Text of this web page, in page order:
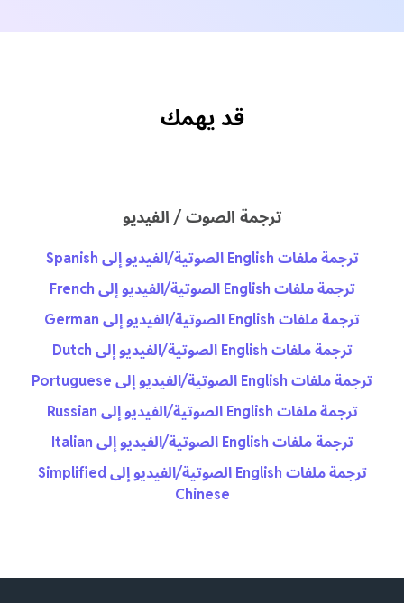
قد يهمك
ترجمة الصوت / الفيديو
ترجمة ملفات English الصوتية/الفيديو إلى Spanish
ترجمة ملفات English الصوتية/الفيديو إلى French
ترجمة ملفات English الصوتية/الفيديو إلى German
ترجمة ملفات English الصوتية/الفيديو إلى Dutch
ترجمة ملفات English الصوتية/الفيديو إلى Portuguese
ترجمة ملفات English الصوتية/الفيديو إلى Russian
ترجمة ملفات English الصوتية/الفيديو إلى Italian
ترجمة ملفات English الصوتية/الفيديو إلى Simplified
Chinese